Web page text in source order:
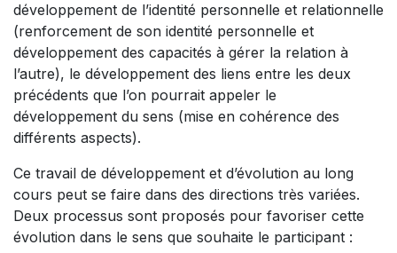
développement de l’identité personnelle et relationnelle
(renforcement de son identité personnelle et
développement des capacités à gérer la relation à
l’autre), le développement des liens entre les deux
précédents que l’on pourrait appeler le
développement du sens (mise en cohérence des
différents aspects).
Ce travail de développement et d’évolution au long
cours peut se faire dans des directions très variées.
Deux processus sont proposés pour favoriser cette
évolution dans le sens que souhaite le participant :